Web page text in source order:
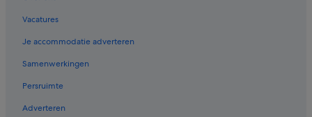
Pensions in Gemeente Leidschendam-Voorburg
Hostels in Gemeente Leidschendam-Voorburg
Cottages in Gemeente Leidschendam-Voorburg
Chalets in Gemeente Leidschendam-Voorburg
Vacatures
Je accommodatie adverteren
Samenwerkingen
Persruimte
Adverteren